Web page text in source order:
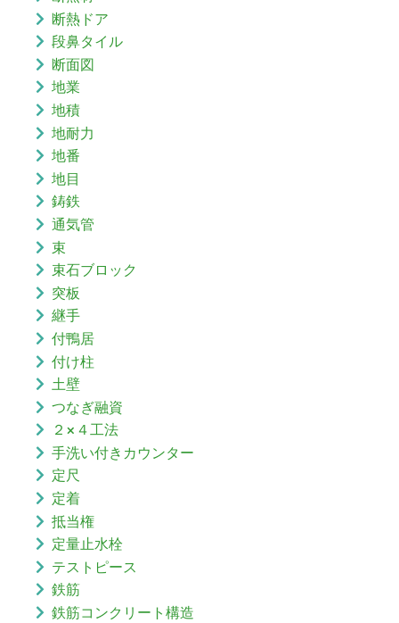
断熱ドア
段鼻タイル
断面図
地業
地積
地耐力
地番
地目
鋳鉄
通気管
束
束石ブロック
突板
継手
付鴨居
付け柱
土壁
つなぎ融資
２×４工法
手洗い付きカウンター
定尺
定着
抵当権
定量止水栓
テストピース
鉄筋
鉄筋コンクリート構造